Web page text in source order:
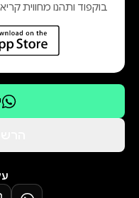
בוקפוד ותהנו מחווית